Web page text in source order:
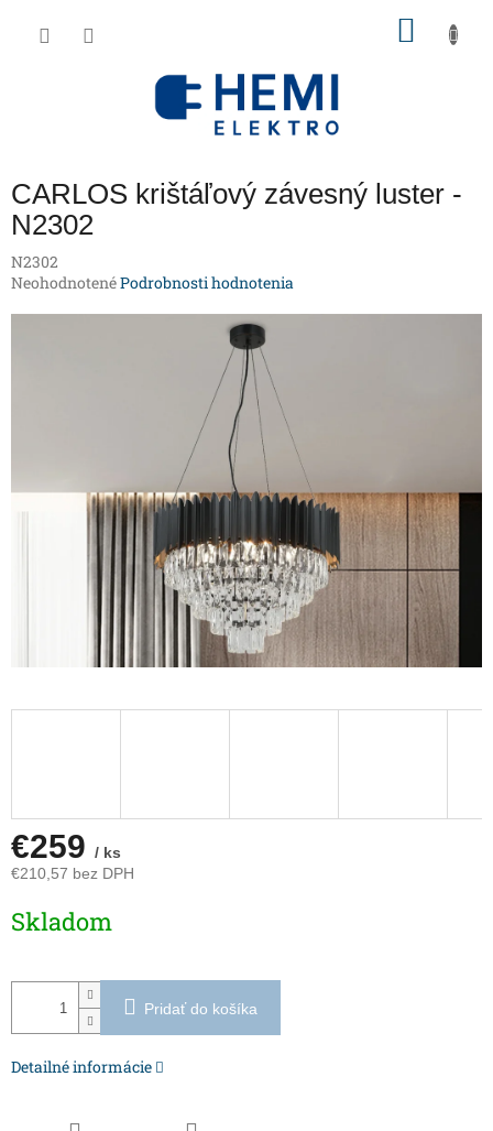
CARLOS krištáľový závesný luster -
N2302
N2302
Priemerné
NeohodnotenéPodrobnosti hodnotenia
€259 / ks
€210,57 bez DPH
cena:
Skladom
Pridať do košíka
Detailné informácie